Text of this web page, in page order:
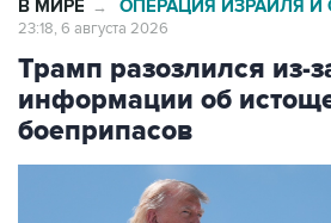
Трамп разозлился из-
информации об
боеприпасов